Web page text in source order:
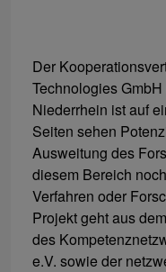
Der
Technologies
Niederrhein ist auf
Seiten sehen
Ausweitung des
diesem Bereich
Verfahren oder
Projekt geht aus
des
e.V. sowie der